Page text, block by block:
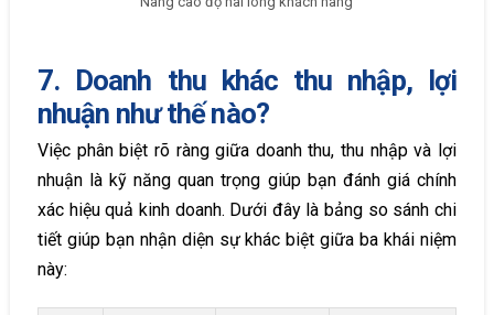
7. Doanh thu khác thu nhập, lợi
nhuận như thế nào?
Việc phân biệt rõ ràng giữa doanh thu, thu nhập và lợi
nhuận là kỹ năng quan trọng giúp bạn đánh giá chính
xác hiệu quả kinh doanh. Dưới đây là bảng so sánh chi
tiết giúp bạn nhận diện sự khác biệt giữa ba khái niệm
này: